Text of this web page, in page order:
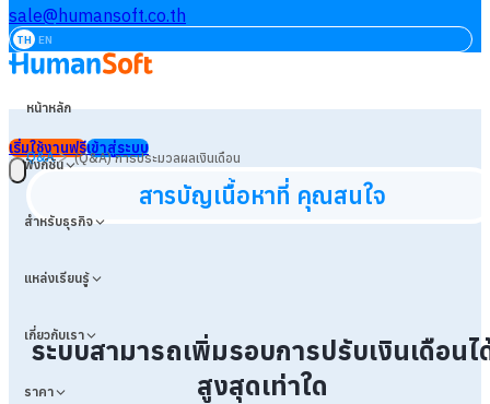
sale@humansoft.co.th
TH EN
หน้าหลัก
ฟังก์ชัน
สำหรับธุรกิจ
แหล่งเรียนรู้
เกี่ยวกับเรา
ราคา
เริ่มใช้งานฟรีเข้าสู่ระบบ
Q&A>(Q&A) การประมวลผลเงินเดือน
สารบัญเนื้อหาที่ คุณสนใจ
ระบบสามารถเพิ่มรอบการปรับเงินเดือนไ
สูงสุดเท่าใด